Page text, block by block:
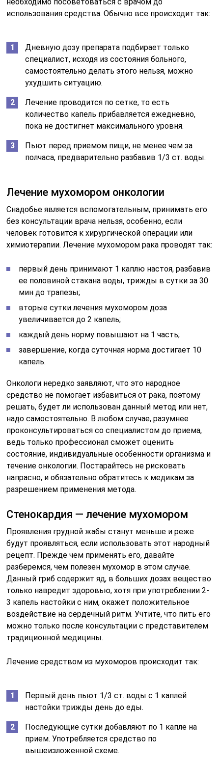
необходимо посоветоваться с врачом до
использования средства. Обычно все происходит так:
Дневную дозу препарата подбирает только
специалист, исходя из состояния больного,
самостоятельно делать этого нельзя, можно
ухудшить ситуацию.
Лечение проводится по сетке, то есть
количество капель прибавляется ежедневно,
пока не достигнет максимального уровня.
Пьют перед приемом пищи, не менее чем за
полчаса, предварительно разбавив 1/3 ст. воды.
Лечение мухомором онкологии
Снадобье является вспомогательным, принимать его
без консультации врача нельзя, особенно, если
человек готовится к хирургической операции или
химиотерапии. Лечение мухомором рака проводят так:
первый день принимают 1 каплю настоя, разбавив
ее половиной стакана воды, трижды в сутки за 30
мин до трапезы;
вторые сутки лечения мухомором доза
увеличивается до 2 капель;
каждый день норму повышают на 1 часть;
завершение, когда суточная норма достигает 10
капель.
Онкологи нередко заявляют, что это народное
средство не помогает избавиться от рака, поэтому
решать, будет ли использован данный метод или нет,
надо самостоятельно. В любом случае, разумнее
проконсультироваться со специалистом до приема,
ведь только профессионал сможет оценить
состояние, индивидуальные особенности организма и
течение онкологии. Постарайтесь не рисковать
напрасно, и обязательно обратитесь к медикам за
разрешением применения метода.
Стенокардия — лечение мухомором
Проявления грудной жабы станут меньше и реже
будут проявляться, если использовать этот народный
рецепт. Прежде чем применять его, давайте
разберемся, чем полезен мухомор в этом случае.
Данный гриб содержит яд, в больших дозах вещество
только навредит здоровью, хотя при употреблении 2-
3 капель настойки с ним, окажет положительное
воздействие на сердечный ритм. Учтите, что пить его
можно только после консультации с представителем
традиционной медицины.
Лечение средством из мухоморов происходит так:
Первый день пьют 1/3 ст. воды с 1 каплей
настойки трижды день до еды.
Последующие сутки добавляют по 1 капле на
прием. Употребляется средство по
вышеизложенной схеме.